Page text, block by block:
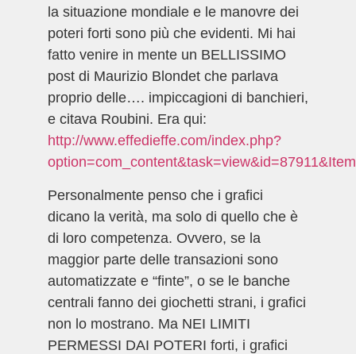
la situazione mondiale e le manovre dei
poteri forti sono più che evidenti. Mi hai
fatto venire in mente un BELLISSIMO
post di Maurizio Blondet che parlava
proprio delle…. impiccagioni di banchieri,
e citava Roubini. Era qui:
http://www.effedieffe.com/index.php?
Personalmente penso che i grafici
dicano la verità, ma solo di quello che è
di loro competenza. Ovvero, se la
maggior parte delle transazioni sono
automatizzate e “finte”, o se le banche
centrali fanno dei giochetti strani, i grafici
non lo mostrano. Ma NEI LIMITI
PERMESSI DAI POTERI forti, i grafici